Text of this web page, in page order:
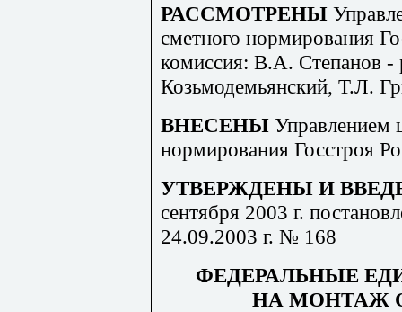
РАССМОТРЕНЫ
сметного нормирования
комиссия: В.А. Степанов -
Козьмодемьянский, Т.Л.
ВНЕСЕНЫ Управлением
нормирования Госстроя
УТВЕРЖДЕНЫ И
сентября 2003 г.
24.09.2003 г. № 168
ФЕДЕРАЛЬНЫЕ
НА МОНТАЖ